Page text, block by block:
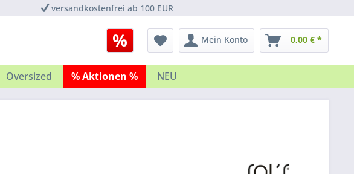
versandkostenfrei ab 100 EUR
Mein Konto 0,00 € *
Oversized % Aktionen % NEU